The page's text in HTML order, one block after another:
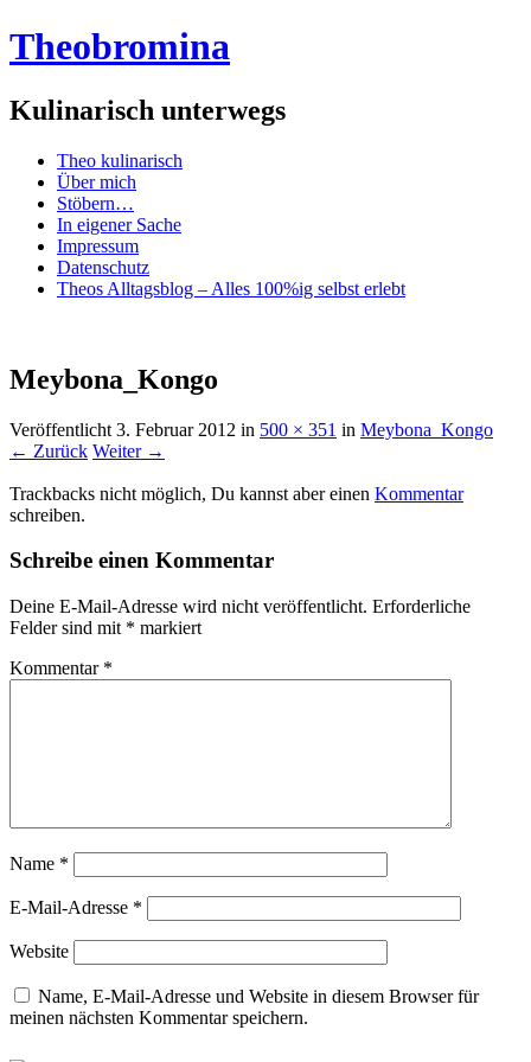
Theobromina
Kulinarisch unterwegs
Menü
Zum
Inhalt
springen
Theo kulinarisch
Über mich
Stöbern…
In eigener Sache
Impressum
Datenschutz
Theos Alltagsblog – Alles 100%ig selbst erlebt
Meybona_Kongo
Veröffentlicht 3. Februar 2012 in 500 × 351 in Meybona_Kongo
← Zurück Weiter →
Trackbacks nicht möglich, Du kannst aber einen Kommentar
schreiben.
Schreibe einen Kommentar
Deine E-Mail-Adresse wird nicht veröffentlicht. Erforderliche
Felder sind mit * markiert
Kommentar *
Name *
E-Mail-Adresse *
Website
Name, E-Mail-Adresse und Website in diesem Browser für
meinen nächsten Kommentar speichern.